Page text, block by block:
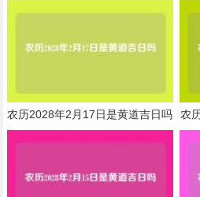
农历2028年2月17日是黄道吉日吗 农